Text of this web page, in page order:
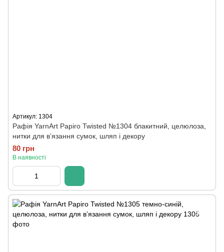
Артикул: 1304
Рафія YarnArt Papiro Twisted №1304 блакитний, целюлоза,
нитки для в’язання сумок, шляп і декору
80 грн
В наявності